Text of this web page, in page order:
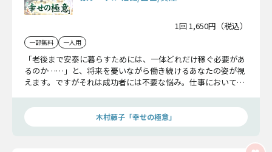
1回 1,650円（税込）
一部無料 一人用
「老後まで安泰に暮らすためには、一体どれだけ稼ぐ必要があ
るのか……」と、将来を憂いながら働き続けるあなたの姿が視
えます。ですがそれは成功者には不要な悩み。仕事において誰
します。
木村藤子「幸せの極意」